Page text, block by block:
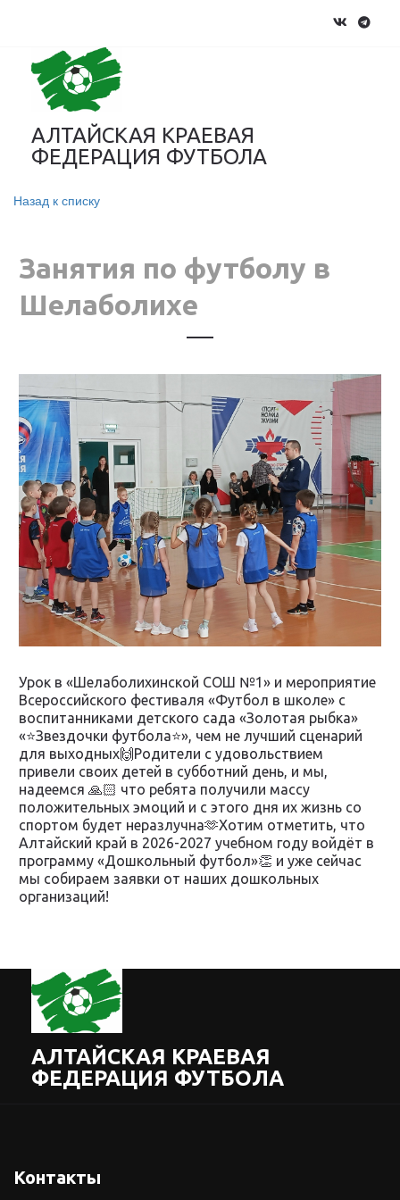
АЛТАЙСКАЯ КРАЕВАЯ
ФЕДЕРАЦИЯ ФУТБОЛА
Назад к списку
Занятия по футболу в
Шелаболихе
Урок в «Шелаболихинской СОШ №1» и мероприятие
Всероссийского фестиваля «Футбол в школе» с
воспитанниками детского сада «Золотая рыбка»
«⭐️Звездочки футбола⭐️», чем не лучший сценарий
для выходных🙌Родители с удовольствием
привели своих детей в субботний день, и мы,
надеемся 🙏🏻 что ребята получили массу
положительных эмоций и с этого дня их жизнь со
спортом будет неразлучна🫶Хотим отметить, что
Алтайский край в 2026-2027 учебном году войдёт в
программу «Дошкольный футбол»👏 и уже сейчас
мы собираем заявки от наших дошкольных
организаций!
АЛТАЙСКАЯ КРАЕВАЯ
ФЕДЕРАЦИЯ ФУТБОЛА
Контакты